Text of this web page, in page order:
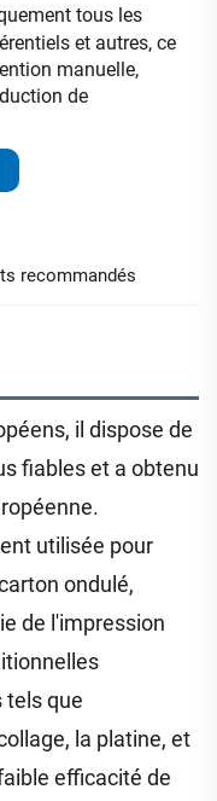
tous les
et autres, ce
manuelle,
de
recommandés
il dispose de
fiables et a obtenu
utilisée pour
ondulé,
de l'impression
tels que
la platine, et
efficacité de